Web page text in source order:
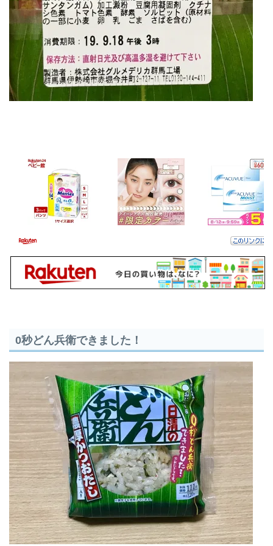
0秒どん兵衛できました！